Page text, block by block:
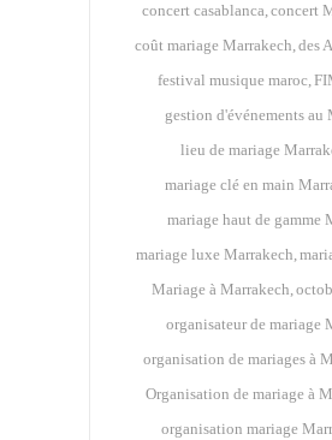
concert casablanca concert
coût mariage Marrakech des
festival musique maroc
gestion d'événements au
lieu de mariage
mariage clé en main
mariage haut de gamme
mariage luxe Marrakech
Mariage à Marrakech
organisateur de mariage
organisation de mariages à
Organisation de mariage à
organisation mariage